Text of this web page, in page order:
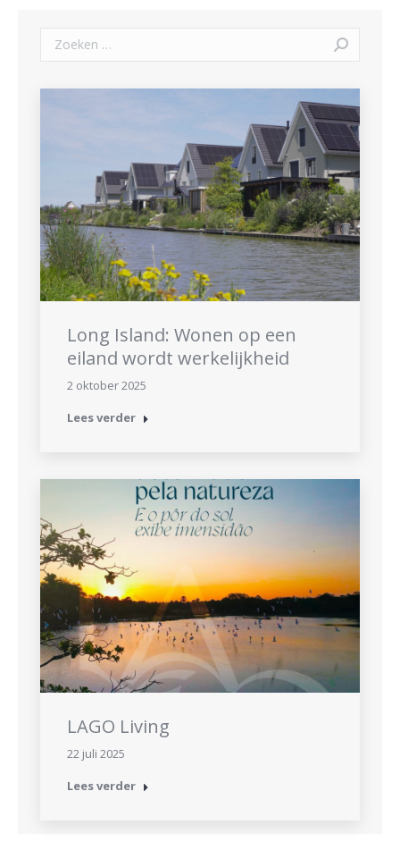
Zoeken:
Long Island: Wonen op een
eiland wordt werkelijkheid
2 oktober 2025
Lees verder
LAGO Living
22 juli 2025
Lees verder